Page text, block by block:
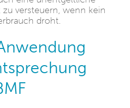
versteuern, wenn kein
droht.